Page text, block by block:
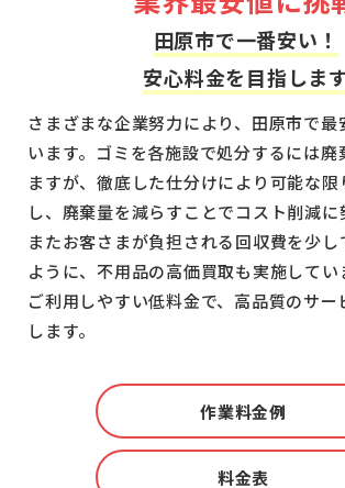
田原市で一番安い！
安心料金を目指しま
さまざまな企業努力により、田原市で最
います。ゴミを各施設で処分するには廃
ますが、徹底した仕分けにより可能な限
し、廃棄量を減らすことでコスト削減に
またお客さまが負担される回収費を少し
ように、不用品の高価買取も実施してい
ご利用しやすい低料金で、高品質のサー
します。
作業料金例
料金表